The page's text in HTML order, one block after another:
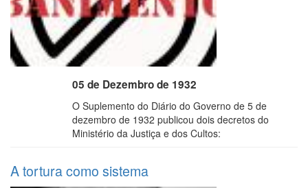
05 de Dezembro de 1932
O Suplemento do Diário do Governo de 5 de
dezembro de 1932 publicou dois decretos do
Ministério da Justiça e dos Cultos:
A tortura como sistema